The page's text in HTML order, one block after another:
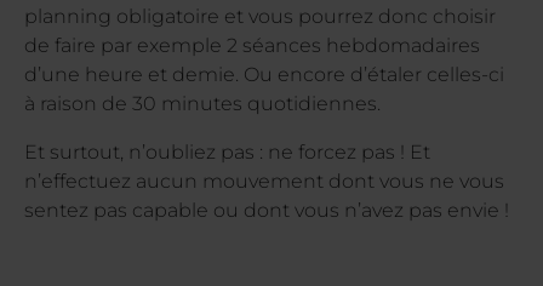
planning obligatoire et vous pourrez donc choisir
de faire par exemple 2 séances hebdomadaires
d’une heure et demie. Ou encore d’étaler celles-ci
à raison de 30 minutes quotidiennes.
Et surtout, n’oubliez pas : ne forcez pas ! Et
n’effectuez aucun mouvement dont vous ne vous
sentez pas capable ou dont vous n’avez pas envie !